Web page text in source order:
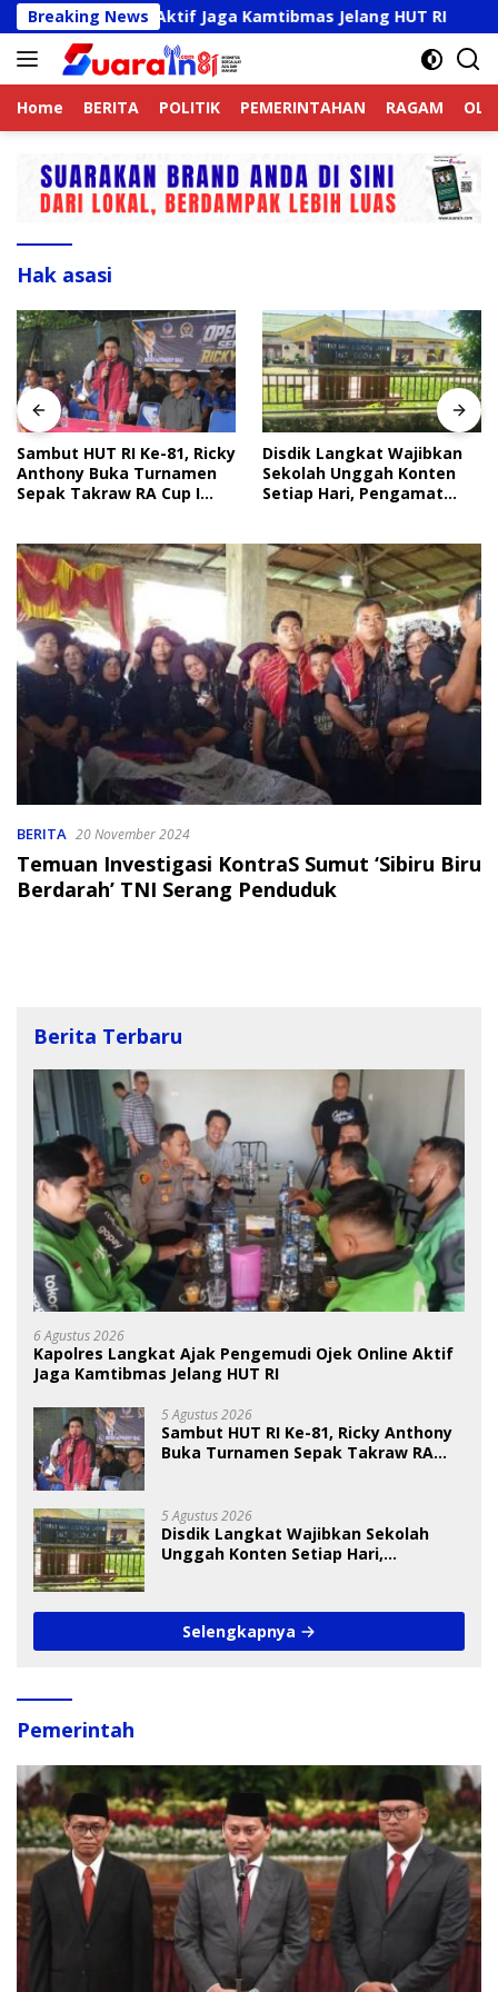
Langsung
ke
konten
Breaking News
Online Aktif Jaga Kamtibmas Jelang HUT RI
Home BERITA POLITIK PEMERINTAHAN RAGAM
Hak asasi
Sambut HUT RI Ke-81, Ricky
Anthony Buka Turnamen
Sepak Takraw RA Cup I
Disdik Langkat Wajibkan
Sekolah Unggah Konten
Setiap Hari, Pengamat
BERITA 20 November 2024
Temuan Investigasi KontraS Sumut ‘Sibiru Biru
Berdarah’ TNI Serang Penduduk
Berita Terbaru
6 Agustus 2026
Kapolres Langkat Ajak Pengemudi Ojek Online Aktif
Jaga Kamtibmas Jelang HUT RI
5 Agustus 2026
Sambut HUT RI Ke-81, Ricky Anthony
Buka Turnamen Sepak Takraw RA
5 Agustus 2026
Disdik Langkat Wajibkan Sekolah
Unggah Konten Setiap Hari,
Selengkapnya
Pemerintah